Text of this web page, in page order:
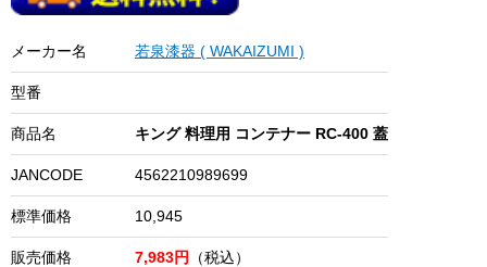
メーカー名 若泉漆器 ( WAKAIZUMI )
型番
商品名 キング 料理用 コンテナー RC-400 蓋
JANCODE 4562210989699
標準価格 10,945
販売価格 7,983円 （税込）